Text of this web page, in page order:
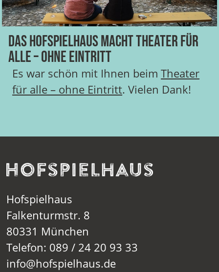
Das HOFSPIELHAUS macht Theater für
alle – ohne Eintritt
Es war schön mit Ihnen beimTheater
für alle – ohne Eintritt. Vielen Dank!
Hofspielhaus
Falkenturmstr. 8
80331 München
Telefon: 089 / 24 20 93 33
info@hofspielhaus.de